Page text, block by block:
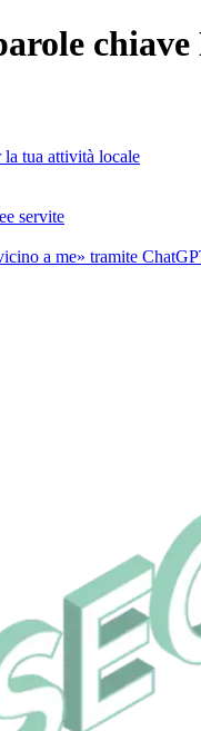
tua attività locale
servite
a me» tramite